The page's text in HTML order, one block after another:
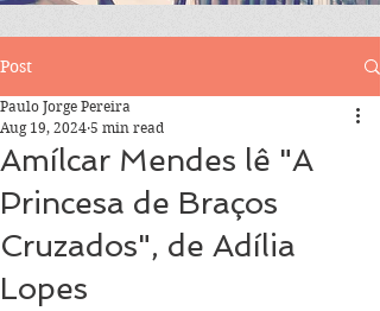
Post
Amílcar Mendes lê "A
Princesa de Braços
Cruzados", de Adília
Lopes
Paulo Jorge Pereira
Aug 19, 2024 5 min read